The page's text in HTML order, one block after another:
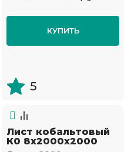
КУПИТЬ
5
Лист кобальтовый
К0 8x2000x2000